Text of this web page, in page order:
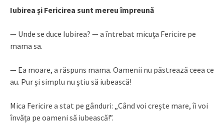
Iubirea și Fericirea sunt mereu împreună
— Unde se duce Iubirea? — a întrebat micuța Fericire pe
mama sa.
— Ea moare, a răspuns mama. Oamenii nu păstrează ceea ce
au. Pur și simplu nu știu să iubească!
Mica Fericire a stat pe gânduri: „Când voi crește mare, îi voi
învăța pe oameni să iubească!”.